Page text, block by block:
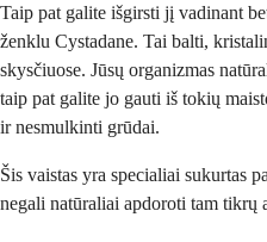
Taip pat galite išgirsti jį vadinant
ženklu Cystadane. Tai balti,
skysčiuose. Jūsų organizmas
taip pat galite jo gauti iš tokių
ir nesmulkinti grūdai.
Šis vaistas yra specialiai sukurtas
negali natūraliai apdoroti tam tikrų